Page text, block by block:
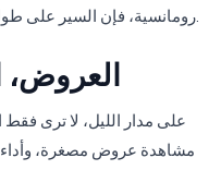
رومانسية، فإن السير على طول القناة تحت الأضواء يقدم جوًا مدهشًا.
العروض،
على مدار الليل، لا ترى
مشاهدة عروض مصغرة،